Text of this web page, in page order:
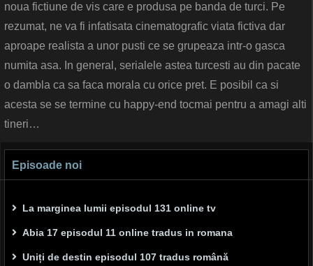
noua fictiune de vis care e produsa pe banda de turci. Pe
rezumat, ne va fi infatisata cinematografic viata fictiva dar
aproape realista a unor pusti ce se grupeaza intr-o gasca
numita asa. In general, serialele astea turcesti au din pacate
o dambla ca sa faca morala cu orice pret. E posibil ca si
acesta se se termine cu happy-end tocmai pentru a amagi alti
tineri…
Episoade noi
La marginea lumii episodul 131 online tv
Abia 17 episodul 11 online tradus in romana
Uniți de destin episodul 107 tradus română